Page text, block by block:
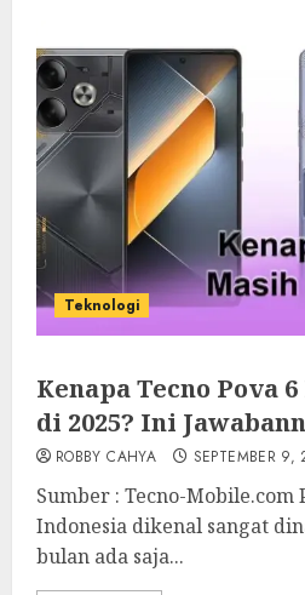
Teknologi
Kenapa Tecno Pova
di 2025? Ini
ROBBY CAHYA SEPTEMBER 9,
Sumber : Tecno-Mobile.com
Indonesia dikenal sangat
bulan ada saja...